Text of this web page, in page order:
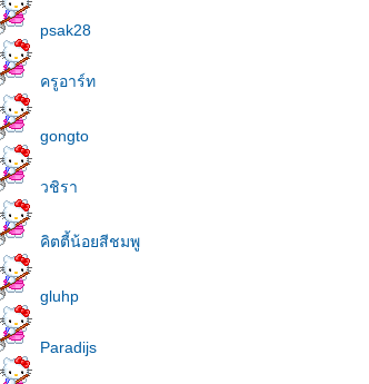
psak28
ครูอาร์ท
gongto
วชิรา
คิตตี้น้อยสีชมพู
gluhp
Paradijs